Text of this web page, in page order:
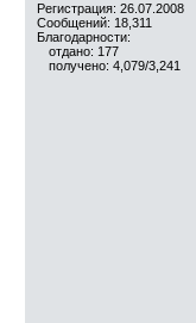
Регистрация: 26.07.2008
Сообщений: 18,311
Благодарности:
отдано: 177
получено: 4,079/3,241